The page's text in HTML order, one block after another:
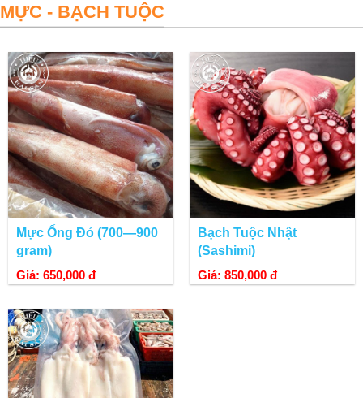
MỰC - BẠCH TUỘC
Mực Ống Đỏ (700—900
gram)
Giá: 650,000 đ
Bạch Tuộc Nhật
(Sashimi)
Giá: 850,000 đ